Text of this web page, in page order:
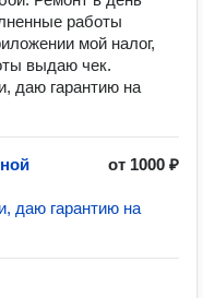
работы
мой налог,
выдаю чек.
даю гарантию на
от 1000 ₽
даю гарантию на